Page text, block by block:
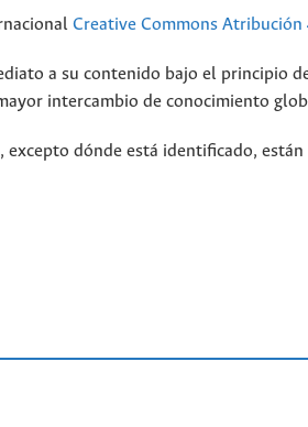
Creative Commons Atribución
a su contenido bajo el principio
intercambio de conocimiento
excepto dónde está identificado,